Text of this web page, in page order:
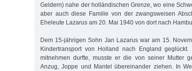
Geldern) nahe der holländischen Grenze, wo eine
aber auch diese Familie von der zwangsweisen
Eheleute Lazarus am 20. Mai 1940 von dort nach
Dem 15-jährigen Sohn Jan Lazarus war am 15.
Kindertransport von Holland nach England
mitnehmen durfte, musste er die von seiner Mutter
Anzug, Joppe und Mantel übereinander ziehen. In